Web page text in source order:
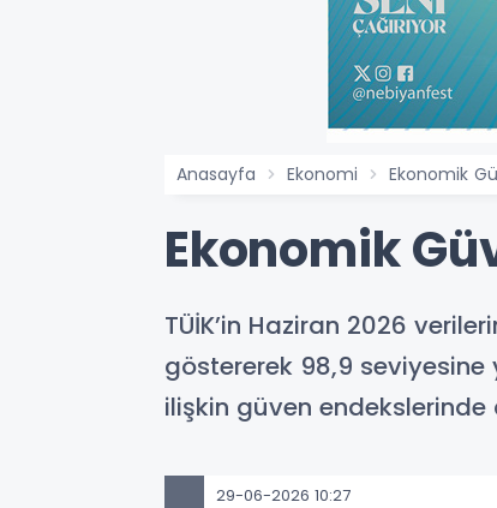
Anasayfa Ekonomi Ekonomik
Ekonomik
TÜİK’in Haziran 2026
göstererek 98,9
ilişkin güven
29-06-2026 10:27